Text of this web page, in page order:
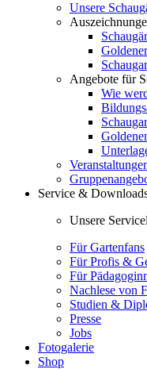
Unsere
Angebote für
Wie
Service &
Unsere
Für Gartenfans
Für Profis &
Für
Nachlese von
Studien &
Presse
Jobs
Fotogalerie
Shop